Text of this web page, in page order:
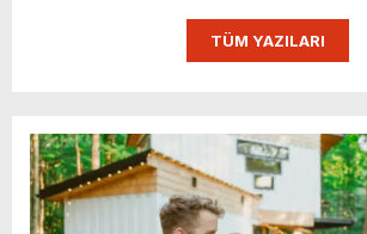
TÜM YAZILARI